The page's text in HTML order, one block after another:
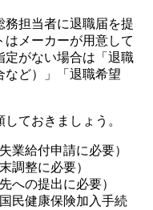
務担当者に退職届を提
メーカーが用意して
定がない場合は「退職
など）」「退職希望
ておきましょう。
業給付申請に必要）
調整に必要）
への提出に必要）
民健康保険加入手続